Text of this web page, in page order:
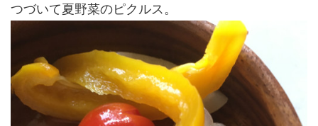
つづいて夏野菜のピクルス。